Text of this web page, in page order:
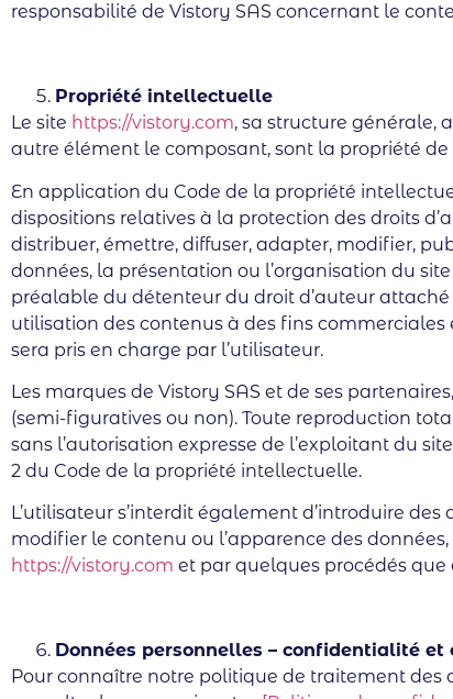
responsabilité de Vistory SAS concernant le
Propriété intellectuelle
Le site https://vistory.com, sa structure générale,
autre élément le composant, sont la propriété
En application du Code de la propriété
dispositions relatives à la protection des droits
distribuer, émettre, diffuser, adapter, modifier,
données, la présentation ou l’organisation du
préalable du détenteur du droit d’auteur
utilisation des contenus à des fins
sera pris en charge par l’utilisateur.
Les marques de Vistory SAS et de ses
(semi-figuratives ou non). Toute reproduction
sans l’autorisation expresse de l’exploitant du
2 du Code de la propriété intellectuelle.
L’utilisateur s’interdit également d’introduire des
modifier le contenu ou l’apparence des
https://vistory.com et par quelques procédés que
Données personnelles – confidentialité et
Pour connaître notre politique de traitement des